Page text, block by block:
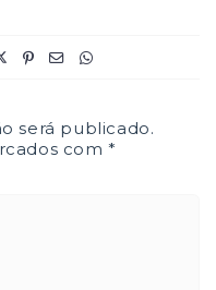
será publicado.
com*